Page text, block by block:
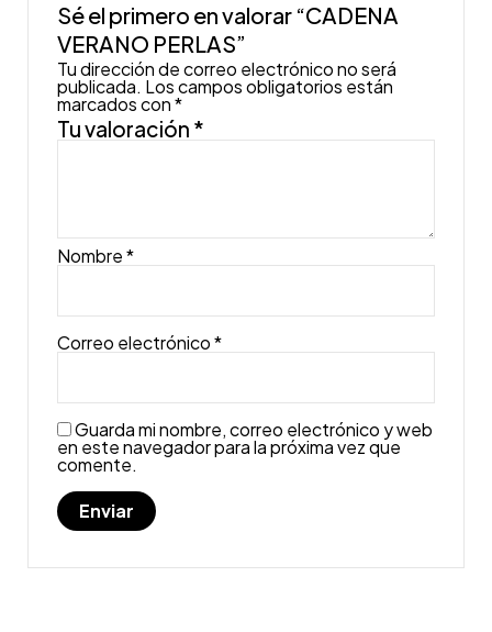
Sé el primero en valorar “CADENA
VERANO PERLAS”
Tu dirección de correo electrónico no será
publicada. Los campos obligatorios están
marcados con*
Tu valoración *
Nombre*
Correo electrónico*
Guarda mi nombre, correo electrónico y web
en este navegador para la próxima vez que
comente.